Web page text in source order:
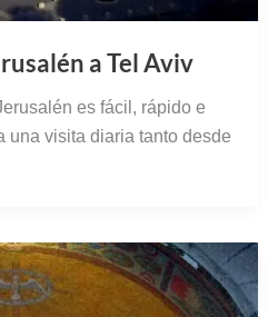
a Tel Aviv
es fácil, rápido e
una visita diaria tanto desde